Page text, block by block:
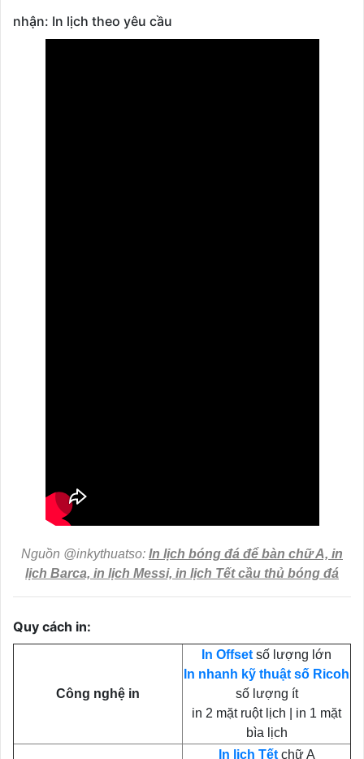
nhận: In lịch theo yêu cầu
Nguồn @inkythuatso: In lịch bóng đá để bàn chữ A, in
lịch Barca, in lịch Messi, in lịch Tết cầu thủ bóng đá
Quy cách in:
Công nghệ in
In Offsetsố lượng lớn
In nhanh kỹ thuật số Ricoh
số lượng ít
in 2 mặt ruột lịch | in 1 mặt
bìa lịch
In lịch Tếtchữ A